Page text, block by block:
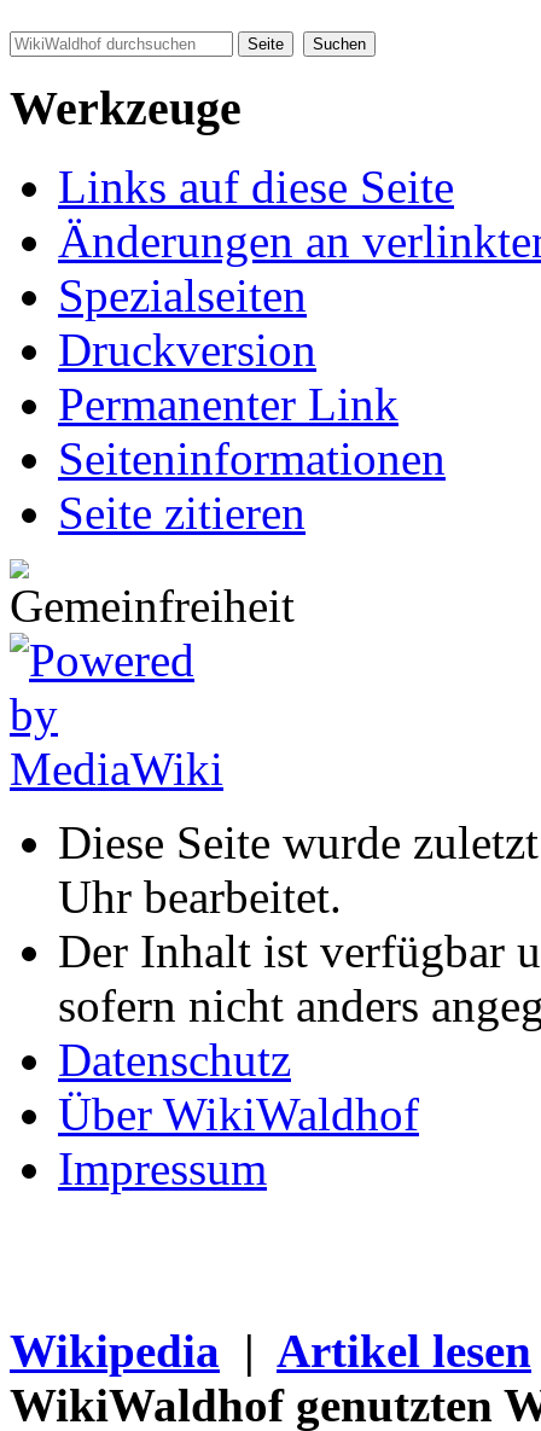
Werkzeuge
Links auf diese Seite
Änderungen an
Spezialseiten
Druckversion
Permanenter Link
Seiten­informationen
Seite zitieren
Diese Seite wurde
Uhr bearbeitet.
Der Inhalt ist verfügbar
sofern nicht anders
Datenschutz
Über WikiWaldhof
Impressum
Wikipedia | Artikel lesen
WikiWaldhof genutzten